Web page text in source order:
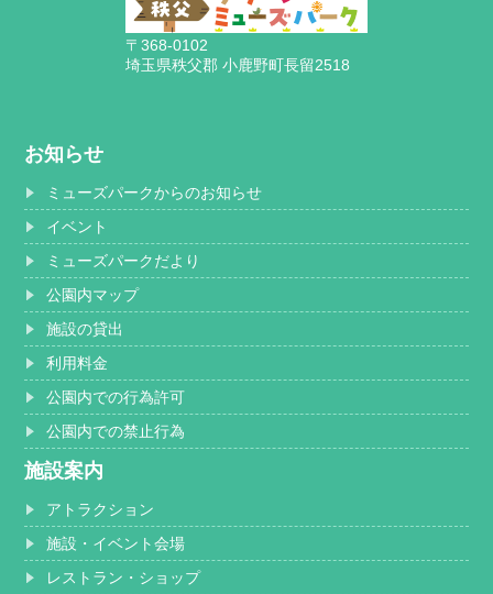
〒368-0102
埼玉県秩父郡 小鹿野町長留2518
お知らせ
ミューズパークからのお知らせ
イベント
ミューズパークだより
公園内マップ
施設の貸出
利用料金
公園内での行為許可
公園内での禁止行為
施設案内
アトラクション
施設・イベント会場
レストラン・ショップ